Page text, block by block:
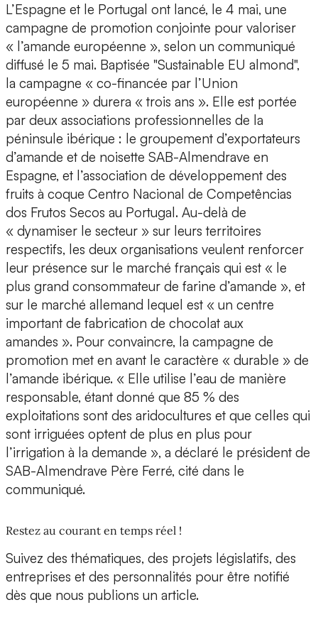
L’Espagne et le Portugal ont lancé, le 4 mai, une
campagne de promotion conjointe pour valoriser
« l’amande européenne », selon un communiqué
diffusé le 5 mai. Baptisée "Sustainable EU almond",
la campagne « co-financée par l’Union
européenne » durera « trois ans ». Elle est portée
par deux associations professionnelles de la
péninsule ibérique : le groupement d’exportateurs
d’amande et de noisette SAB-Almendrave en
Espagne, et l’association de développement des
fruits à coque Centro Nacional de Competências
dos Frutos Secos au Portugal. Au-delà de
« dynamiser le secteur » sur leurs territoires
respectifs, les deux organisations veulent renforcer
leur présence sur le marché français qui est « le
plus grand consommateur de farine d’amande », et
sur le marché allemand lequel est « un centre
important de fabrication de chocolat aux
amandes ». Pour convaincre, la campagne de
promotion met en avant le caractère « durable » de
l’amande ibérique. « Elle utilise l’eau de manière
responsable, étant donné que 85 % des
exploitations sont des aridocultures et que celles qui
sont irriguées optent de plus en plus pour
l’irrigation à la demande », a déclaré le président de
SAB-Almendrave Père Ferré, cité dans le
communiqué.
Restez au courant en temps réel !
Suivez des thématiques, des projets législatifs, des
entreprises et des personnalités pour être notifié
dès que nous publions un article.